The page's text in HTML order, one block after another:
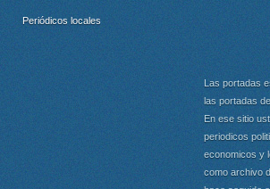
Periódicos locales
Las portadas
las portadas
En ese sitio
periodicos
economicos y
como archivo